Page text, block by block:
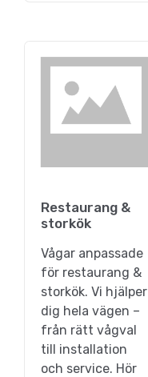
Restaurang &
storkök
Vågar anpassade
för restaurang &
storkök. Vi hjälper
dig hela vägen –
från rätt vågval
till installation
och service. Hör